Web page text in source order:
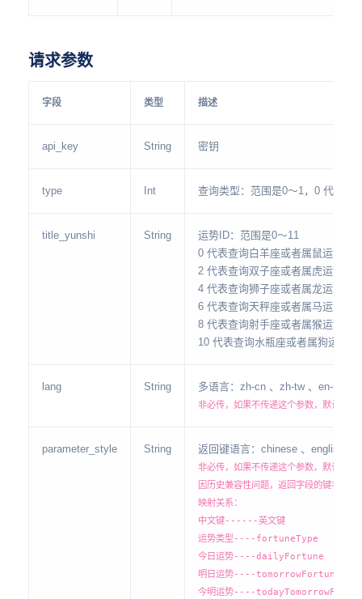
请求参数
字段 类型 描述
api_key String 密钥
type Int 查询类型：范围是0～1，0 代表查
title_yunshi String
运势ID：范围是0～11
0 代表查询白羊座或者属鼠运势；
2 代表查询双子座或者属虎运势；
4 代表查询狮子座或者属龙运势；
6 代表查询天秤座或者属马运势；
8 代表查询射手座或者属猴运势；
10 代表查询水瓶座或者属狗运势
lang String 多语言：zh-cn 、zh-tw 、en-us
非必传，如果不传递这个参数，默认为
parameter_style String 返回键语言：chinese 、english
非必传，如果不传递这个参数，默认为
因历史兼容性问题，返回字段的键名默
映射关系：
中文键------英文键
运势类型----fortuneType
今日运势----dailyFortune
明日运势----tomorrowFortune
今明运势----